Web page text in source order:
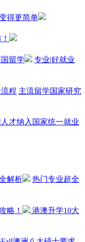
得更简单
留学
专业|好就业
程 主流留学国家研究
才纳入国家统一就业
解析
热门专业超全
略！
港澳升学10大